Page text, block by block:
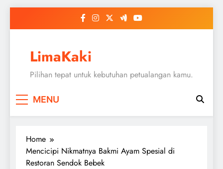
LimaKaki
Pilihan tepat untuk kebutuhan petualangan kamu.
MENU
Home
Mencicipi Nikmatnya Bakmi Ayam Spesial di
Restoran Sendok Bebek